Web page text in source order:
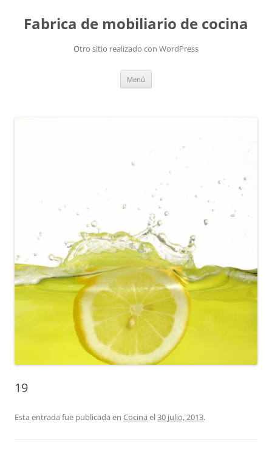
Fabrica de mobiliario de cocina
Otro sitio realizado con WordPress
Menú
19
Esta entrada fue publicada en Cocina el30 julio, 2013.